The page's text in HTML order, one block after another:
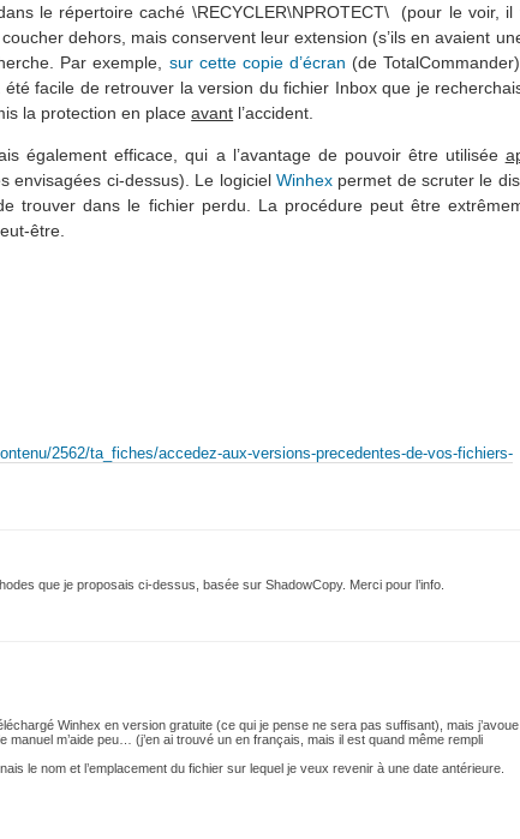
le répertoire caché \RECYCLER\NPROTECT\ (pour le voir, il
dehors, mais conservent leur extension (s’ils en avaient
Par exemple, sur cette copie d’écran (de
facile de retrouver la version du fichier Inbox que je
la protection en placeavant l’accident.
également efficace, qui a l’avantage de pouvoir être utilisée
envisagées ci-dessus). Le logiciel Winhexpermet de scruter le
trouver dans le fichier perdu. La procédure peut être
être.
2562/ta_fiches/accedez-aux-versions-precedentes-de-vos-fichiers-
que je proposais ci-dessus, basée sur ShadowCopy. Merci pour l’info.
Winhex en version gratuite (ce qui je pense ne sera pas suffisant), mais j’avoue
m’aide peu… (j’en ai trouvé un en français, mais il est quand même rempli
le nom et l’emplacement du fichier sur lequel je veux revenir à une date antérieure.